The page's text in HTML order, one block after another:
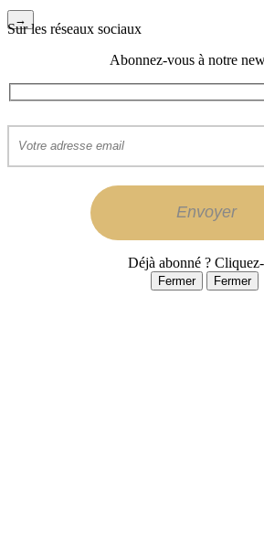
Sur les réseaux sociaux
Abonnez-vous à notre
Déjà abonné ?
Fermer Fermer